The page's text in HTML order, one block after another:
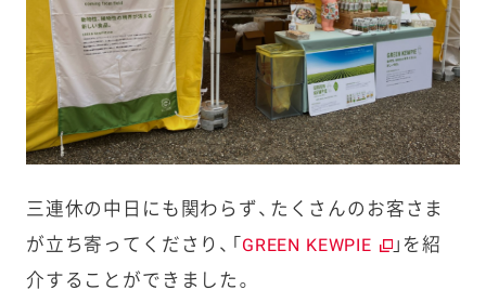
三連休の中日にも関わらず、たくさんのお客さま
が立ち寄ってくださり、「 GREEN KEWPIE
」を紹
介することができました。